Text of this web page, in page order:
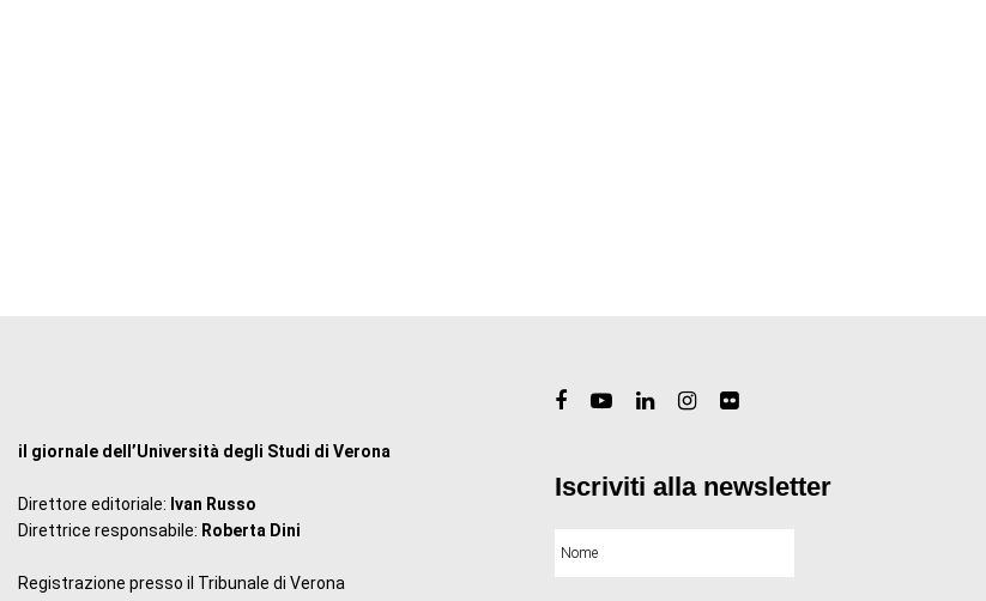
il giornale dell’Università degli Studi di Verona
Direttore editoriale: Ivan Russo
Direttrice responsabile: Roberta Dini
Registrazione presso il Tribunale di Verona
Iscriviti alla newsletter